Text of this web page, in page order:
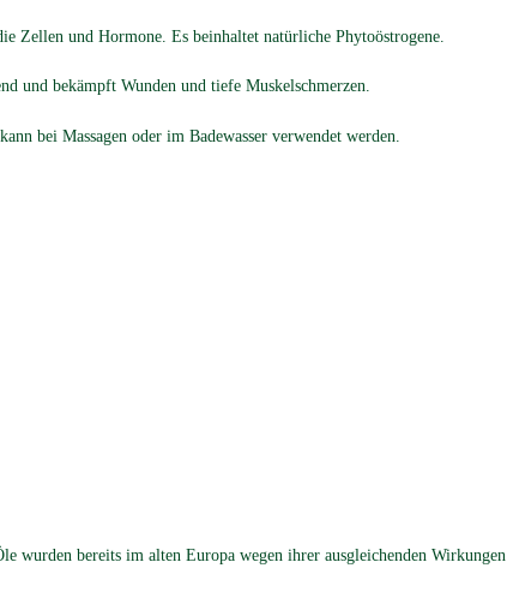
Zellen und Hormone. Es beinhaltet natürliche Phyto­östrogene.
und bekämpft Wunden und tiefe Muskel­schmerzen.
bei Massagen oder im Badewasser verwendet werden.
wurden bereits im alten Europa wegen ihrer ausgleichenden Wirkungen